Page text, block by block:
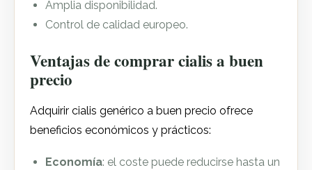
Amplia disponibilidad.
Control de calidad europeo.
Ventajas de comprar cialis a buen
precio
Adquirir cialis genérico a buen precio ofrece
beneficios económicos y prácticos:
Economía: el coste puede reducirse hasta un